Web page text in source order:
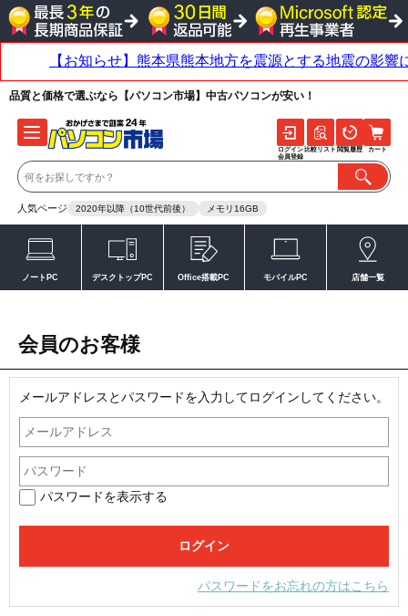
品質と価格で選ぶなら【パソコン市場】中古パソコンが安い！
人気ページ 2020年以降（10世代前後） メモリ16GB
ログイン
会員登録
比較リスト 閲覧履歴 カート
ノートPC デスクトップPC Office搭載PC モバイルPC 店舗一覧
会員のお客様
メールアドレスとパスワードを入力してログインしてください。
パスワードを表示する
パスワードをお忘れの方はこちら